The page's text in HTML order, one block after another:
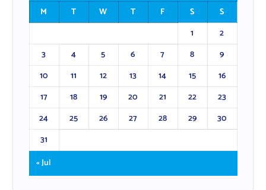
M
T W T F S
S
1
2
3
4 5 6 7 8
9
10
11 12 13 14 15
16
17
18 19 20 21 22
23
24
25 26 27 28 29
30
31
« Jul